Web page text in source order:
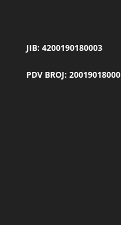
JIB: 4200190180003
PDV BROJ: 20019018000